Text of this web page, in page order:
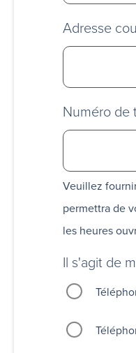
Adresse
Numéro de
Veuillez
permettra de
les heures
Il s'agit de